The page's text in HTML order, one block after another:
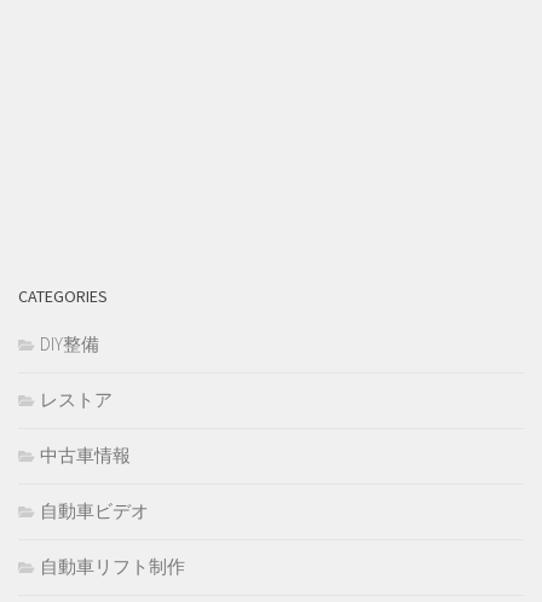
CATEGORIES
DIY整備
レストア
中古車情報
自動車ビデオ
自動車リフト制作